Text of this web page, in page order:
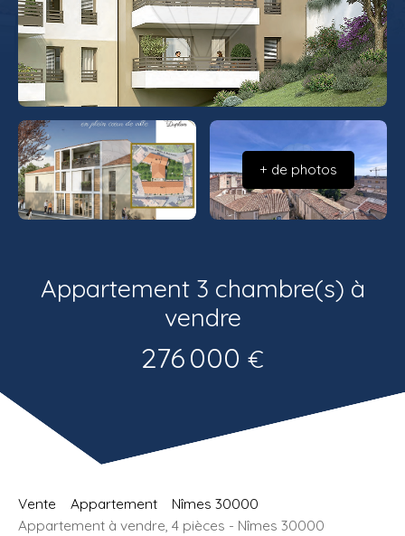
ACCUEIL ACHETER LOUER VENDRE REMAX COMMERCIAL
Estimatio
Recrutemen
t
+ de photos
Appartement 3 chambre(s) à
vendre
276 000 €
Vente Appartement
Nîmes 30000
Appartement à vendre, 4 pièces - Nîmes 30000